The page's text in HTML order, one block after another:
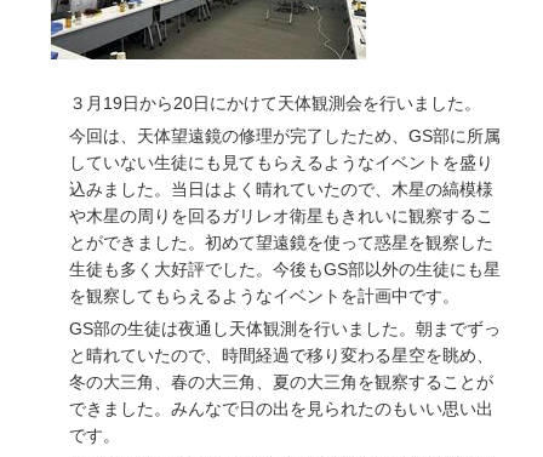
３月19日から20日にかけて天体観測会を行いました。
今回は、天体望遠鏡の修理が完了したため、GS部に所属
していない生徒にも見てもらえるようなイベントを盛り
込みました。当日はよく晴れていたので、木星の縞模様
や木星の周りを回るガリレオ衛星もきれいに観察するこ
とができました。初めて望遠鏡を使って惑星を観察した
生徒も多く大好評でした。今後もGS部以外の生徒にも星
を観察してもらえるようなイベントを計画中です。
GS部の生徒は夜通し天体観測を行いました。朝までずっ
と晴れていたので、時間経過で移り変わる星空を眺め、
冬の大三角、春の大三角、夏の大三角を観察することが
できました。みんなで日の出を見られたのもいい思い出
です。